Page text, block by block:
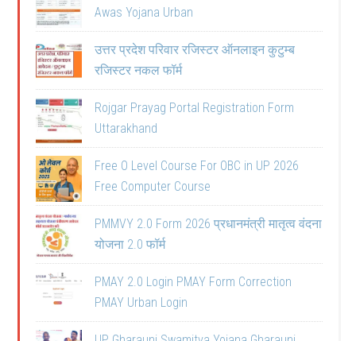
Awas Yojana Urban
उत्तर प्रदेश परिवार रजिस्टर ऑनलाइन कुटुम्ब
रजिस्टर नकल फॉर्म
Rojgar Prayag Portal Registration Form
Uttarakhand
Free O Level Course For OBC in UP 2026
Free Computer Course
PMMVY 2.0 Form 2026 प्रधानमंत्री मातृत्व वंदना
योजना 2.0 फॉर्म
PMAY 2.0 Login PMAY Form Correction
PMAY Urban Login